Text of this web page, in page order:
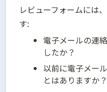
レビューフォームには
す:
電子メールの連
したか？
以前に電子メー
とはありますか？